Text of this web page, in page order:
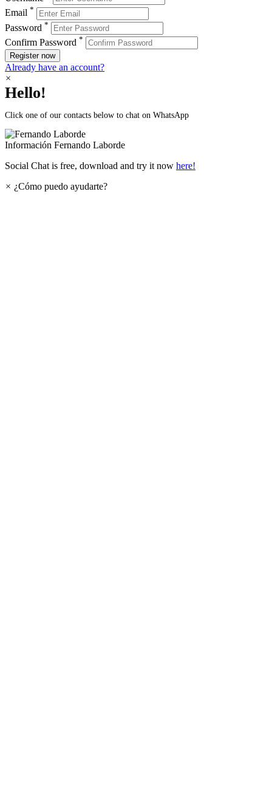
Email *
Password *
Confirm Password *
Register now
Already have an account?
×
Hello!
Click one of our contacts below to chat on WhatsApp
Información Fernando Laborde
Social Chat is free, download and try it now here!
× ¿Cómo puedo ayudarte?